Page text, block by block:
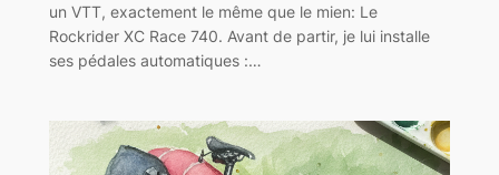
un VTT, exactement le même que le mien: Le
Rockrider XC Race 740. Avant de partir, je lui installe
ses pédales automatiques :…